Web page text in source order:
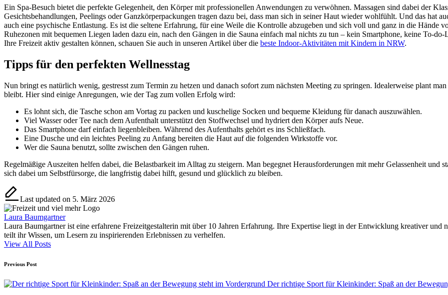
Ein Spa-Besuch bietet die perfekte Gelegenheit, den Körper mit professionellen Anwendungen zu verwöhnen. Massagen sind dabei der
Gesichtsbehandlungen, Peelings oder Ganzkörperpackungen tragen dazu bei, dass man sich in seiner Haut wieder wohlfühlt. Und das hat
auch eine psychische Entlastung. Es ist die seltene Erfahrung, für eine Weile die Kontrolle abzugeben und sich voll und ganz in die Hände
Ruhezonen mit bequemen Liegen laden dazu ein, nach den Gängen in die Sauna einfach mal nichts zu tun – kein Smartphone, keine To-
Ihre Freizeit aktiv gestalten können, schauen Sie auch in unseren Artikel über die beste Indoor-Aktivitäten mit Kindern in NRW.
Tipps für den perfekten Wellnesstag
Nun bringt es natürlich wenig, gestresst zum Termin zu hetzen und danach sofort zum nächsten Meeting zu springen. Idealerweise plant
bleibt. Hier sind einige Anregungen, wie der Tag zum vollen Erfolg wird:
Es lohnt sich, die Tasche schon am Vortag zu packen und kuschelige Socken und bequeme Kleidung für danach auszuwählen.
Viel Wasser oder Tee nach dem Aufenthalt unterstützt den Stoffwechsel und hydriert den Körper aufs Neue.
Das Smartphone darf einfach liegenbleiben. Während des Aufenthalts gehört es ins Schließfach.
Eine Dusche und ein leichtes Peeling zu Anfang bereiten die Haut auf die folgenden Wirkstoffe vor.
Wer die Sauna benutzt, sollte zwischen den Gängen ruhen.
Regelmäßige Auszeiten helfen dabei, die Belastbarkeit im Alltag zu steigern. Man begegnet Herausforderungen mit mehr Gelassenheit und
sich dabei um Selbstfürsorge, die langfristig dabei hilft, gesund und glücklich zu bleiben.
Last updated on 5. März 2026
Laura Baumgartner
Laura Baumgartner ist eine erfahrene Freizeitgestalterin mit über 10 Jahren Erfahrung. Ihre Expertise liegt in der Entwicklung kreativer
teilt ihr Wissen, um Lesern zu inspirierenden Erlebnissen zu verhelfen.
View All Posts
Post
navigation
Previous Post
Der richtige Sport für Kleinkinder: Spaß an der